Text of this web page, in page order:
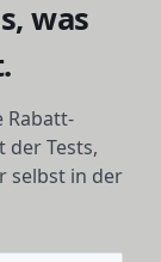
was
Rabatt-
der Tests,
selbst in der